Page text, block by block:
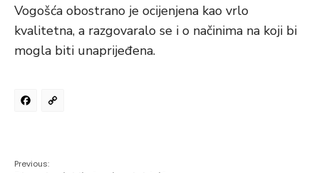
Vogošća obostrano je ocijenjena kao vrlo
kvalitetna, a razgovaralo se i o načinima na koji bi
mogla biti unaprijeđena.
Facebook
Previous: